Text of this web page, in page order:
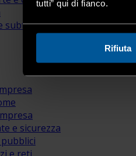
tutti” qui di fianco.
Rifiuta
subfornitura
e sicurezza